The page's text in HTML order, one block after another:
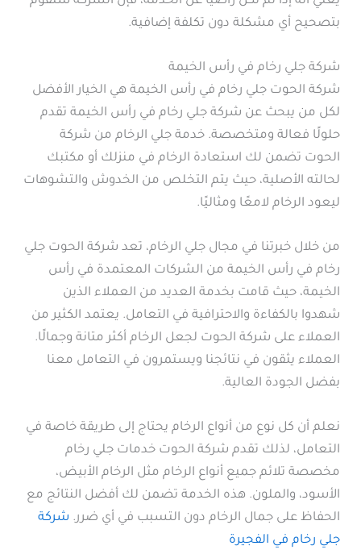
بتصحيح أي مشكلة دون تكلفة إضافية.
شركة جلي رخام في رأس الخيمة
شركة الحوت جلي رخام في رأس الخيمة هي الخيار الأفضل
لكل من يبحث عن شركة جلي رخام في رأس الخيمة تقدم
حلولًا فعالة ومتخصصة. خدمة جلي الرخام من شركة
الحوت تضمن لك استعادة الرخام في منزلك أو مكتبك
لحالته الأصلية، حيث يتم التخلص من الخدوش والتشوهات
ليعود الرخام لامعًا ومثاليًا.
من خلال خبرتنا في مجال جلي الرخام، تعد شركة الحوت جلي
رخام في رأس الخيمة من الشركات المعتمدة في رأس
الخيمة، حيث قامت بخدمة العديد من العملاء الذين
شهدوا بالكفاءة والاحترافية في التعامل. يعتمد الكثير من
العملاء على شركة الحوت لجعل الرخام أكثر متانة وجمالًا.
العملاء يثقون في نتائجنا ويستمرون في التعامل معنا
بفضل الجودة العالية.
نعلم أن كل نوع من أنواع الرخام يحتاج إلى طريقة خاصة في
التعامل، لذلك تقدم شركة الحوت خدمات جلي رخام
مخصصة تلائم جميع أنواع الرخام مثل الرخام الأبيض،
الأسود، والملون. هذه الخدمة تضمن لك أفضل النتائج مع
الحفاظ على جمال الرخام دون التسبب في أي ضرر. شركة
جلي رخام في الفجيرة